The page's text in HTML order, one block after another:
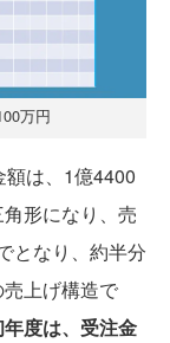
万円
は、1億4400
形になり、売
となり、約半分
上げ構造で
度は、受注金